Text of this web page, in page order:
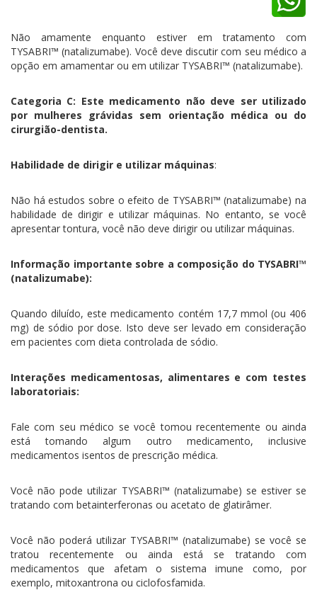
Não amamente enquanto estiver em tratamento com
TYSABRI™ (natalizumabe). Você deve discutir com seu médico a
opção em amamentar ou em utilizar TYSABRI™ (natalizumabe).
Categoria C: Este medicamento não deve ser utilizado
por mulheres grávidas sem orientação médica ou do
cirurgião-dentista.
Habilidade de dirigir e utilizar máquinas:
Não há estudos sobre o efeito de TYSABRI™ (natalizumabe) na
habilidade de dirigir e utilizar máquinas. No entanto, se você
apresentar tontura, você não deve dirigir ou utilizar máquinas.
Informação importante sobre a composição do TYSABRI™
(natalizumabe):
Quando diluído, este medicamento contém 17,7 mmol (ou 406
mg) de sódio por dose. Isto deve ser levado em consideração
em pacientes com dieta controlada de sódio.
Interações medicamentosas, alimentares e com testes
laboratoriais:
Fale com seu médico se você tomou recentemente ou ainda
está tomando algum outro medicamento, inclusive
medicamentos isentos de prescrição médica.
Você não pode utilizar TYSABRI™ (natalizumabe) se estiver se
tratando com betainterferonas ou acetato de glatirâmer.
Você não poderá utilizar TYSABRI™ (natalizumabe) se você se
tratou recentemente ou ainda está se tratando com
medicamentos que afetam o sistema imune como, por
exemplo, mitoxantrona ou ciclofosfamida.